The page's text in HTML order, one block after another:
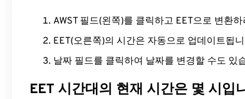
AWST 필드(왼쪽)를 클릭하고 EET으로 변환
EET(오른쪽)의 시간은 자동으로 업데이트됩
날짜 필드를 클릭하여 날짜를 변경할 수도 있
EET 시간대의 현재 시간은 몇 시입